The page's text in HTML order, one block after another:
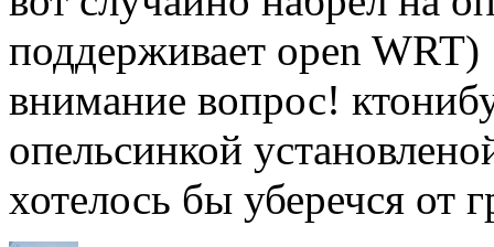
поддерживает open WRT)
внимание вопрос!
опельсинкой
хотелось бы уберечся от